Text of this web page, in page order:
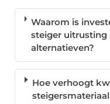
Waarom is
steiger uitrusting
alternatieven?
Hoe verhoogt